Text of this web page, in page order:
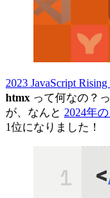
2023 JavaScript Rising
htmx って何なの？
が、なんと 2024年の
1位になりました！